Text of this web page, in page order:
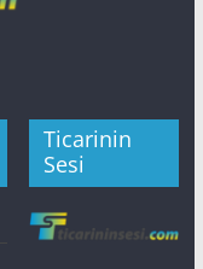
Ticarinin
Sesi